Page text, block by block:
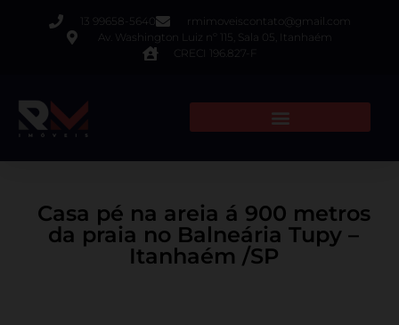
13 99658-5640
rmimoveiscontato@gmail.com
Av. Washington Luiz nº 115, Sala 05, Itanhaém
CRECI 196.827-F
Casa pé na areia á 900 metros
da praia no Balneária Tupy –
Itanhaém /SP